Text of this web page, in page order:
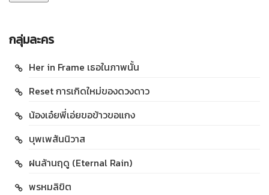
กลุ่มละคร
Her in Frame เธอในภาพนั้น
Reset การเกิดใหม่ของดวงดาว
น้องเอ๋ยพี่เอ่ยขอข้าวขอแกง
บุพเพสันนิวาส
ฝนล้านฤดู (Eternal Rain)
พรหมลิขิต